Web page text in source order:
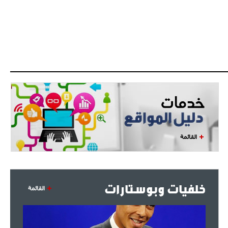
14:42
- 2021/07/27
أوهارا: "محرز، فودن ودي بروين..
ثلاثي من نار"
18:30
- 2021/07/25
لوكاتيلي يؤكد نيته في الانتقال إلى
جوفنتوس عبر تويتر!
أنشيلوتي يصر على جلب كيليني
القائمة
خلفيات وبوستارات القائمة